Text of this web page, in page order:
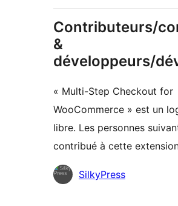
Contributeurs/
&
développeurs/
« Multi-Step Checkout for
WooCommerce » est un
libre. Les personnes
contribué à cette
Contributeurs
SilkyPress